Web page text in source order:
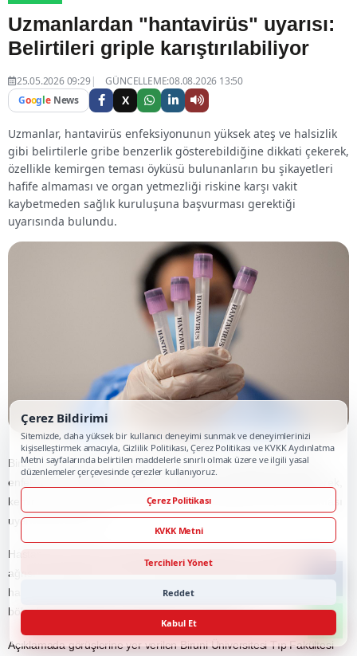
Uzmanlardan "hantavirüs" uyarısı:
Belirtileri griple karıştırılabiliyor
25.05.2026 09:29
GÜNCELLEME:08.08.2026 13:50
Google News X
Uzmanlar, hantavirüs enfeksiyonunun yüksek ateş ve halsizlik
gibi belirtilerle gribe benzerlik gösterebildiğine dikkati çekerek,
özellikle kemirgen teması öyküsü bulunanların bu şikayetleri
hafife almaması ve organ yetmezliği riskine karşı vakit
kaybetmeden sağlık kuruluşuna başvurması gerektiği
uyarısında bulundu.
Biruni Üniversitesi Tıp Fakültesi Hastanesi uzmanları,hantavirüs
enfeksiyonu belirtilerinin grip ile benzerlik gösterebildiğine değinerek,
kemirgen teması öyküsü bulunan kişilerin şikayetleri hafife almaması
uyarısında bulundu.
Hastaneden yapılan açıklamaya göre, yüksek ateş, halsizlik, kas
ağrısı, baş ağrısı ve kuru öksürük gibi belirtilerle başlayabilen
hantavirüs enfeksiyonu, bazı hastalarda ağır solunum yetmezliği ve
böbrek tutulumu gibi ciddi tablolara yol açabiliyor.
Açıklamada görüşlerine yer verilen Biruni Üniversitesi Tıp Fakültesi
Çerez Bildirimi
Sitemizde, daha yüksek bir kullanıcı deneyimi sunmak ve deneyimlerinizi
kişiselleştirmek amacıyla, Gizlilik Politikası, Çerez Politikası ve KVKK Aydınlatma
Metni sayfalarında belirtilen maddelerle sınırlı olmak üzere ve ilgili yasal
düzenlemeler çerçevesinde çerezler kullanıyoruz.
Çerez Politikası
KVKK Metni
Tercihleri Yönet
Reddet
Kabul Et